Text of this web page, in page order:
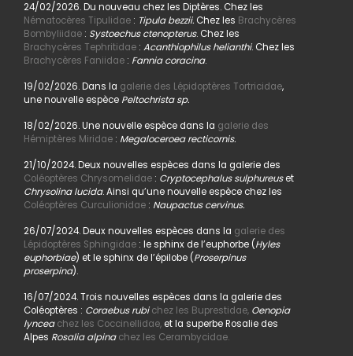
24/02/2026. Du nouveau chez les Diptères. Chez les
Nématocères Tipulidae: Tipula bezzii. Chez les Brachycères
Bombyliidae: Systoechus ctenopterus. Chez les
Brachycères Tephritidae: Acanthiophilus helianthi. Chez les
Brachycères Faniidae: Fannia coracina.
19/02/2026. Dans la galerie des Lépidoptères Tortricidae,
une nouvelle espèce Peltochrista sp.
18/02/2026. Une nouvelle espèce dans la galerie des
Hémiptères Miridae: Megaloceroea recticornis.
21/10/2024. Deux nouvelles espèces dans la galerie des
Coléoptères Chrysomelidae: Cryptocephalus sulphureuset
Chrysolina lucida. Ainsi qu’une nouvelle espèce chez les
Coléoptères Curculionidae : Naupactus cervinus.
26/07/2024. Deux nouvelles espèces dans la galerie des
Lépidoptères Sphingidae: le sphinx de l’euphorbe (Hyles
euphorbiae) et le sphinx de l’épilobe (Proserpinus
proserpina).
16/07/2024. Trois nouvelles espèces dans la galerie des
Coléoptères : Coraebus rubi chez les Buprestidae, Oenopia
lyncea chez les Coccinellidae,et la superbe Rosalie des
Alpes Rosalia alpina chez les Cerambycidae.